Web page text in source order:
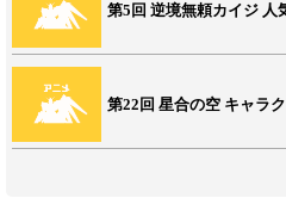
第5回 逆境無頼カイジ 人
第22回 星合の空 キャラ